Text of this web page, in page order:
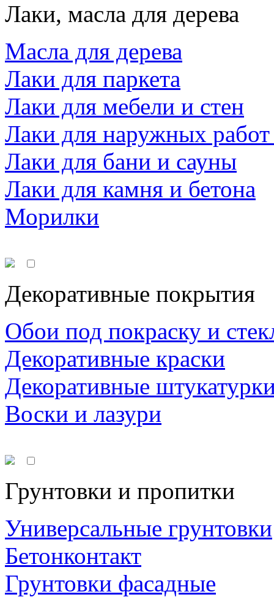
Лаки, масла для дерева
Масла для дерева
Лаки для паркета
Лаки для мебели и стен
Лаки для наружных
Лаки для бани и сауны
Лаки для камня и бетона
Морилки
Декоративные покрытия
Обои под покраску и
Декоративные краски
Декоративные
Воски и лазури
Грунтовки и пропитки
Универсальные грунтовки
Бетонконтакт
Грунтовки фасадные